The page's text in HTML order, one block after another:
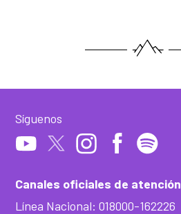
Canales oficiales de atención
Línea Nacional: 018000-162226
Síguenos